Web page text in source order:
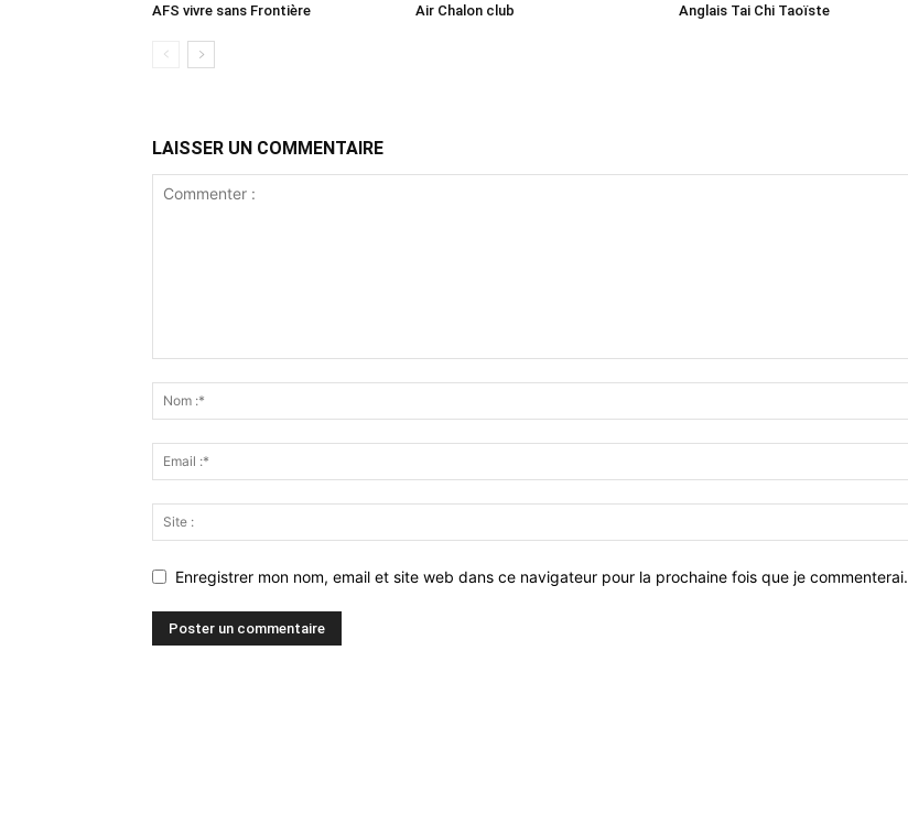
AFS vivre sans Frontière Air Chalon club Anglais Tai Chi Taoïste
LAISSER UN COMMENTAIRE
Enregistrer mon nom, email et site web dans ce navigateur pour la prochaine fois que je commenterai.